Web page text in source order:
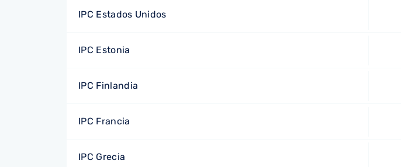
IPC Estados Unidos
IPC Estonia
IPC Finlandia
IPC Francia
IPC Grecia